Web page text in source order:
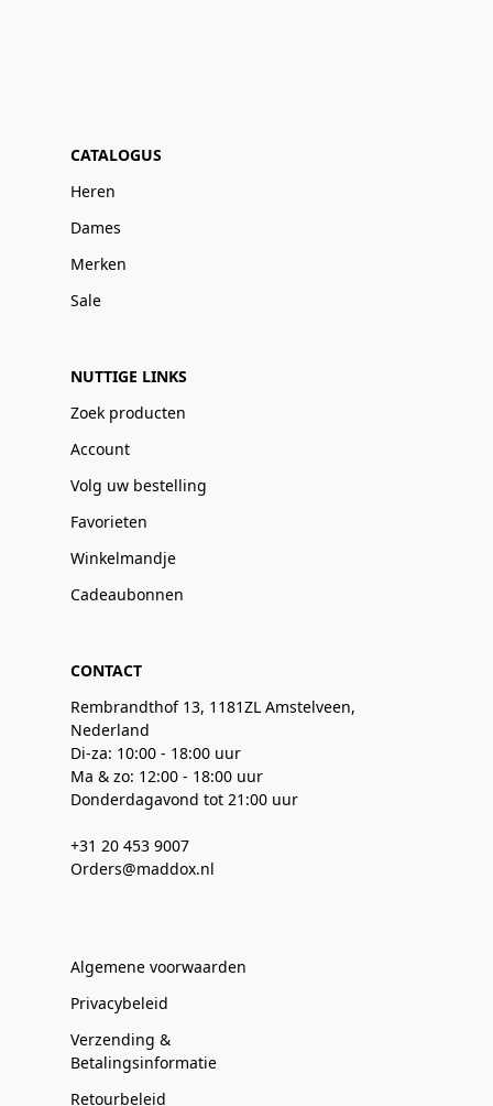
CATALOGUS
Heren
Dames
Merken
Sale
NUTTIGE LINKS
Zoek producten
Account
Volg uw bestelling
Favorieten
Winkelmandje
Cadeaubonnen
CONTACT
Rembrandthof 13, 1181ZL Amstelveen,
Nederland
Di-za: 10:00 - 18:00 uur
Ma & zo: 12:00 - 18:00 uur
Donderdagavond tot 21:00 uur
+31 20 453 9007
Orders@maddox.nl
Algemene voorwaarden
Privacybeleid
Verzending &
Betalingsinformatie
Retourbeleid